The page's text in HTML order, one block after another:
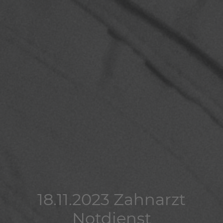
18.11.2023 Zahnarzt
Notdienst
18.11.2023 Zahnarzt
Notdienst
18.11.2023 Zahnarzt
Notdienst